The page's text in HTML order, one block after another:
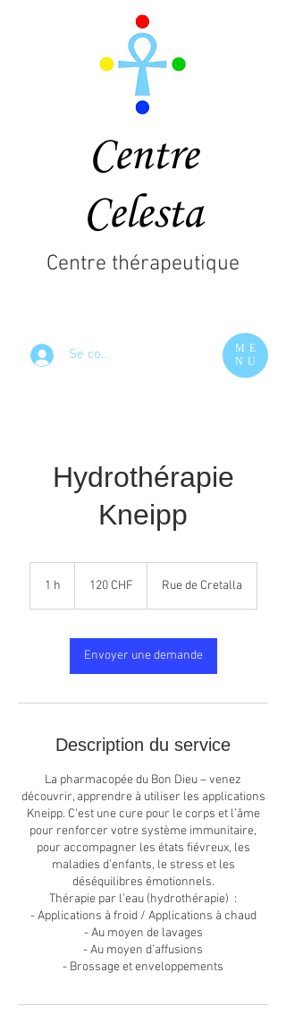
Centre
Celesta
Se connecter
ME
NU
Centre thérapeutique
Hydrothérapie
Kneipp
1 h
suisses
120 CHF Rue de Cretalla
Envoyer une demande
Description du service
La pharmacopée du Bon Dieu – venez
découvrir, apprendre à utiliser les applications
Kneipp. C'est une cure pour le corps et l’âme
pour renforcer votre système immunitaire,
pour accompagner les états fiévreux, les
maladies d’enfants, le stress et les
déséquilibres émotionnels.
Thérapie par l’eau (hydrothérapie) :
- Applications à froid / Applications à chaud
- Au moyen de lavages
- Au moyen d’affusions
- Brossage et enveloppements